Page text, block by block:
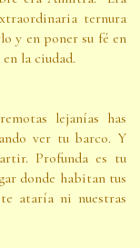
ternura
y en poner su fé en
la ciudad.
lejanías has
ver tu barco. Y
Profunda es tu
donde habitan tus
ataría ni nuestras